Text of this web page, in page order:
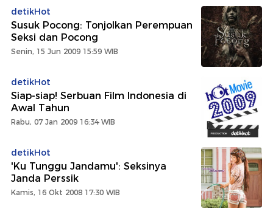
detikHot
Susuk Pocong: Tonjolkan Perempuan
Seksi dan Pocong
Senin, 15 Jun 2009 15:59 WIB
detikHot
Siap-siap! Serbuan Film Indonesia di
Awal Tahun
Rabu, 07 Jan 2009 16:34 WIB
detikHot
'Ku Tunggu Jandamu': Seksinya
Janda Perssik
Kamis, 16 Okt 2008 17:30 WIB